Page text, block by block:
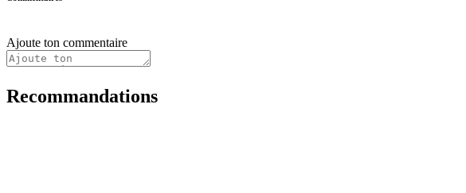
Ajoute ton commentaire
Recommandations